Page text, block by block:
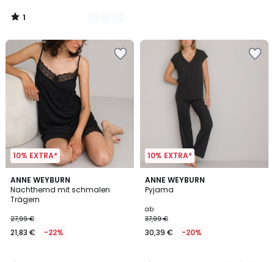
1
/
10% EXTRA*
ANNE WEYBURN
Nachthemd mit schmalen
Trägern
27,99 €
21,83 € -22%
4,7
/ 5
10% EXTRA*
ANNE WEYBURN
Pyjama
ab
37,99 €
30,39 € -20%
4,7
/ 5
2
Farben